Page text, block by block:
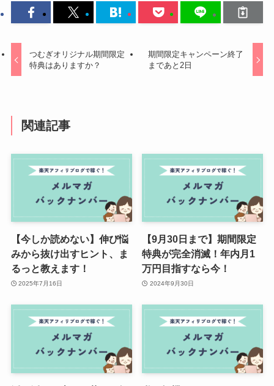
つむぎオリジナル期間限定
特典はありますか？
期間限定キャンペーン終了
まであと2日
関連記事
【今しか読めない】伸び悩
みから抜け出すヒント、ま
るっと教えます！
2025年7月16日
【9月30日まで】期間限定
特典が完全消滅！年内月1
万円目指すなら今！
2024年9月30日